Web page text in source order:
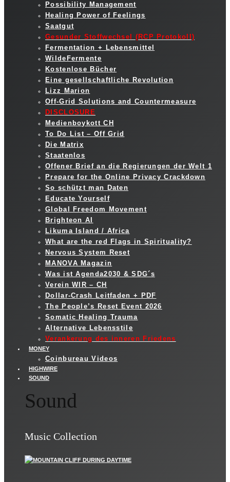
Possibility Management
Healing Power of Feelings
Saatgut
Gesunder Stoffwechsel (RCP Protokoll)
Fermentation + Lebensmittel
WildeFermente
Kostenlose Bücher
Eine gesellschaftliche Revolution
Lizz Marion
Off-Grid Solutions and Countermeasure
DISCLOSURE
Medienboykott CH
To Do List – Off Grid
Die Matrix
Staatenlos
Offener Brief an die Regierungen der Welt 1
Prepare for the Online Privacy Crackdown
So schützt man Daten
Educate Yourself
Global Freedom Movement
Brighteon AI
Likuma Island / Africa
What are the red Flags in Spirituality?
Nervous System Reset
MANOVA Magazin
Was ist Agenda2030 & SDG´s
Verein WIR – CH
Dollar-Crash Leitfaden + PDF
The People’s Reset Event 2026
Somatic Healing Trauma
Alternative Lebensstile
Verankerung des inneren Friedens
MONEY
Coinbureau Videos
HIGHWIRE
SOUND
Sound
Music Collection